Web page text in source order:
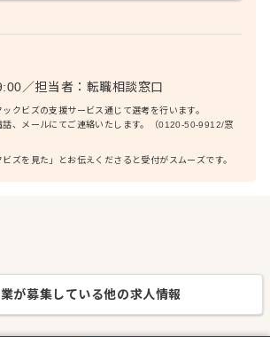
／担当者： 転職相談窓口
クビズの支援サービス通じて選考を行います。
話、メールにてご連絡いたします。（0120-50-9912/窓
ズを見た」とお伝えくださると受付がスムーズです。
が募集している他の求人情報